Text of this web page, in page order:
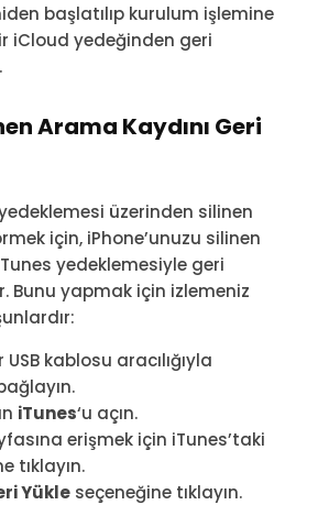
başlatılıp kurulum işlemine
iCloud yedeğinden geri
Arama Kaydını Geri
üzerinden silinen
için, iPhone’unuzu silinen
yedeklemesiyle geri
Bunu yapmak için izlemeniz
kablosu aracılığıyla
iTunes‘u açın.
erişmek için iTunes’taki
tıklayın.
Yükle seçeneğine tıklayın.